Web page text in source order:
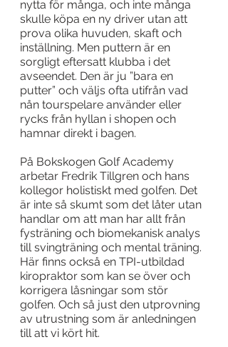
nytta för många, och inte många
skulle köpa en ny driver utan att
prova olika huvuden, skaft och
inställning. Men puttern är en
sorgligt eftersatt klubba i det
avseendet. Den är ju ”bara en
putter” och väljs ofta utifrån vad
nån tourspelare använder eller
rycks från hyllan i shopen och
hamnar direkt i bagen.
På Bokskogen Golf Academy
arbetar Fredrik Tillgren och hans
kollegor holistiskt med golfen. Det
är inte så skumt som det låter utan
handlar om att man har allt från
fysträning och biomekanisk analys
till svingträning och mental träning.
Här finns också en TPI-utbildad
kiropraktor som kan se över och
korrigera låsningar som stör
golfen. Och så just den utprovning
av utrustning som är anledningen
till att vi kört hit.